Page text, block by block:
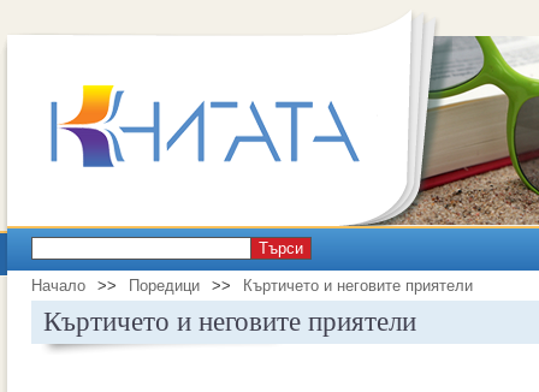
Търси
Начало >> Поредици >> Къртичето и неговите приятели
Къртичето и неговите приятели